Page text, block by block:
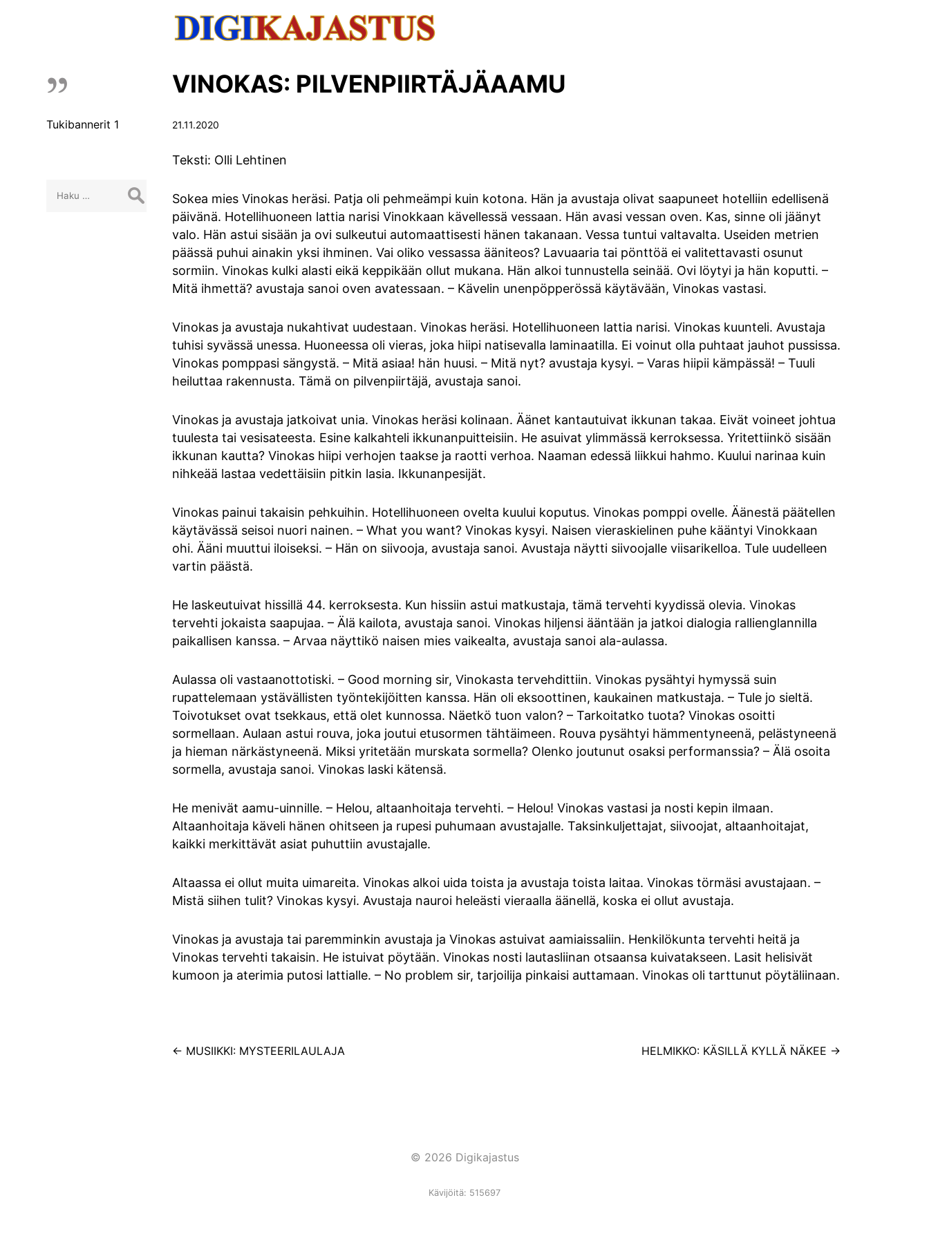
VINOKAS: PILVENPIIRTÄJÄAAMU
21.11.2020
Teksti: Olli Lehtinen
Sokea mies Vinokas heräsi. Patja oli pehmeämpi kuin kotona. Hän ja avustaja olivat saapuneet hotelliin edellisenä
päivänä. Hotellihuoneen lattia narisi Vinokkaan kävellessä vessaan. Hän avasi vessan oven. Kas, sinne oli jäänyt
valo. Hän astui sisään ja ovi sulkeutui automaattisesti hänen takanaan. Vessa tuntui valtavalta. Useiden metrien
päässä puhui ainakin yksi ihminen. Vai oliko vessassa ääniteos? Lavuaaria tai pönttöä ei valitettavasti osunut
sormiin. Vinokas kulki alasti eikä keppikään ollut mukana. Hän alkoi tunnustella seinää. Ovi löytyi ja hän koputti. –
Mitä ihmettä? avustaja sanoi oven avatessaan. – Kävelin unenpöpperössä käytävään, Vinokas vastasi.
Vinokas ja avustaja nukahtivat uudestaan. Vinokas heräsi. Hotellihuoneen lattia narisi. Vinokas kuunteli. Avustaja
tuhisi syvässä unessa. Huoneessa oli vieras, joka hiipi natisevalla laminaatilla. Ei voinut olla puhtaat jauhot pussissa.
Vinokas pomppasi sängystä. – Mitä asiaa! hän huusi. – Mitä nyt? avustaja kysyi. – Varas hiipii kämpässä! – Tuuli
heiluttaa rakennusta. Tämä on pilvenpiirtäjä, avustaja sanoi.
Vinokas ja avustaja jatkoivat unia. Vinokas heräsi kolinaan. Äänet kantautuivat ikkunan takaa. Eivät voineet johtua
tuulesta tai vesisateesta. Esine kalkahteli ikkunanpuitteisiin. He asuivat ylimmässä kerroksessa. Yritettiinkö sisään
ikkunan kautta? Vinokas hiipi verhojen taakse ja raotti verhoa. Naaman edessä liikkui hahmo. Kuului narinaa kuin
nihkeää lastaa vedettäisiin pitkin lasia. Ikkunanpesijät.
Vinokas painui takaisin pehkuihin. Hotellihuoneen ovelta kuului koputus. Vinokas pomppi ovelle. Äänestä päätellen
käytävässä seisoi nuori nainen. – What you want? Vinokas kysyi. Naisen vieraskielinen puhe kääntyi Vinokkaan
ohi. Ääni muuttui iloiseksi. – Hän on siivooja, avustaja sanoi. Avustaja näytti siivoojalle viisarikelloa. Tule uudelleen
vartin päästä.
He laskeutuivat hissillä 44. kerroksesta. Kun hissiin astui matkustaja, tämä tervehti kyydissä olevia. Vinokas
tervehti jokaista saapujaa. – Älä kailota, avustaja sanoi. Vinokas hiljensi ääntään ja jatkoi dialogia rallienglannilla
paikallisen kanssa. – Arvaa näyttikö naisen mies vaikealta, avustaja sanoi ala-aulassa.
Aulassa oli vastaanottotiski. – Good morning sir, Vinokasta tervehdittiin. Vinokas pysähtyi hymyssä suin
rupattelemaan ystävällisten työntekijöitten kanssa. Hän oli eksoottinen, kaukainen matkustaja. – Tule jo sieltä.
Toivotukset ovat tsekkaus, että olet kunnossa. Näetkö tuon valon? – Tarkoitatko tuota? Vinokas osoitti
sormellaan. Aulaan astui rouva, joka joutui etusormen tähtäimeen. Rouva pysähtyi hämmentyneenä, pelästyneenä
ja hieman närkästyneenä. Miksi yritetään murskata sormella? Olenko joutunut osaksi performanssia? – Älä osoita
sormella, avustaja sanoi. Vinokas laski kätensä.
He menivät aamu-uinnille. – Helou, altaanhoitaja tervehti. – Helou! Vinokas vastasi ja nosti kepin ilmaan.
Altaanhoitaja käveli hänen ohitseen ja rupesi puhumaan avustajalle. Taksinkuljettajat, siivoojat, altaanhoitajat,
kaikki merkittävät asiat puhuttiin avustajalle.
Altaassa ei ollut muita uimareita. Vinokas alkoi uida toista ja avustaja toista laitaa. Vinokas törmäsi avustajaan. –
Mistä siihen tulit? Vinokas kysyi. Avustaja nauroi heleästi vieraalla äänellä, koska ei ollut avustaja.
Vinokas ja avustaja tai paremminkin avustaja ja Vinokas astuivat aamiaissaliin. Henkilökunta tervehti heitä ja
Vinokas tervehti takaisin. He istuivat pöytään. Vinokas nosti lautasliinan otsaansa kuivatakseen. Lasit helisivät
kumoon ja aterimia putosi lattialle. – No problem sir, tarjoilija pinkaisi auttamaan. Vinokas oli tarttunut pöytäliinaan.
Artikkelien
← MUSIIKKI: MYSTEERILAULAJA HELMIKKO: KÄSILLÄ KYLLÄ NÄKEE →
Tukibannerit 1
© 2026 Digikajastus
Kävijöitä: 515697